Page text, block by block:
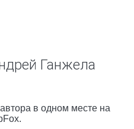
Ганжела
в одном месте на